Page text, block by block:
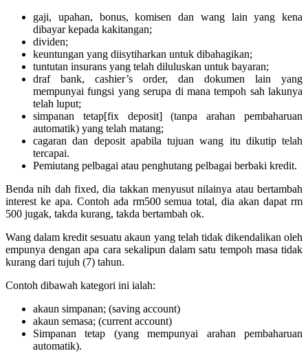
gaji, upahan, bonus, komisen dan wang lain yang kena
dibayar kepada kakitangan;
dividen;
keuntungan yang diisytiharkan untuk dibahagikan;
tuntutan insurans yang telah diluluskan untuk bayaran;
draf bank, cashier’s order, dan dokumen lain yang
mempunyai fungsi yang serupa di mana tempoh sah lakunya
telah luput;
simpanan tetap[fix deposit] (tanpa arahan pembaharuan
automatik) yang telah matang;
cagaran dan deposit apabila tujuan wang itu dikutip telah
tercapai.
Pemiutang pelbagai atau penghutang pelbagai berbaki kredit.
Benda nih dah fixed, dia takkan menyusut nilainya atau bertambah
interest ke apa. Contoh ada rm500 semua total, dia akan dapat rm
500 jugak, takda kurang, takda bertambah ok.
Wang dalam kredit sesuatu akaun yang telah tidak dikendalikan oleh
empunya dengan apa cara sekalipun dalam satu tempoh masa tidak
kurang dari tujuh (7) tahun.
Contoh dibawah kategori ini ialah:
akaun simpanan; (saving account)
akaun semasa; (current account)
Simpanan tetap (yang mempunyai arahan pembaharuan
automatik).